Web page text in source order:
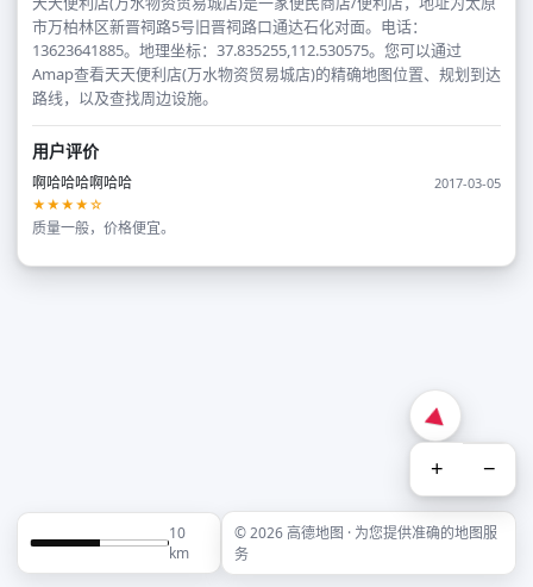
市万柏林区新晋祠路5号旧晋祠路口通达石化对面。电话：
13623641885。地理坐标：37.835255,112.530575。您可以通过
Amap查看天天便利店(万水物资贸易城店)的精确地图位置、规划到达
路线，以及查找周边设施。
用户评价
啊哈哈哈啊哈哈
2017-03-05
★★★★☆
质量一般，价格便宜。
+ −
10
km
© 2026 高德地图 · 为您提供准确的地图服
务